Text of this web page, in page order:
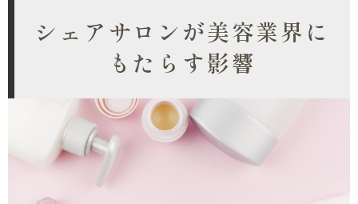
シェアサロンが美容業界に
もたらす影響